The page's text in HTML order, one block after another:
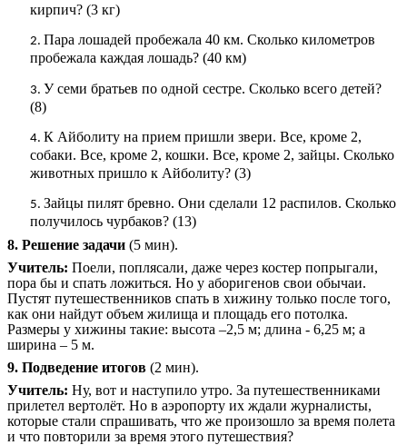
кирпич? (3 кг)
Пара лошадей пробежала 40 км. Сколько километров
пробежала каждая лошадь? (40 км)
У семи братьев по одной сестре. Сколько всего детей?
(8)
К Айболиту на прием пришли звери. Все, кроме 2,
собаки. Все, кроме 2, кошки. Все, кроме 2, зайцы. Сколько
животных пришло к Айболиту? (3)
Зайцы пилят бревно. Они сделали 12 распилов. Сколько
получилось чурбаков? (13)
8. Решение задачи (5 мин).
Учитель: Поели, поплясали, даже через костер попрыгали,
пора бы и спать ложиться. Но у аборигенов свои обычаи.
Пустят путешественников спать в хижину только после того,
как они найдут объем жилища и площадь его потолка.
Размеры у хижины такие: высота –2,5 м; длина - 6,25 м; а
ширина – 5 м.
9. Подведение итогов (2 мин).
Учитель: Ну, вот и наступило утро. За путешественниками
прилетел вертолёт. Но в аэропорту их ждали журналисты,
которые стали спрашивать, что же произошло за время полета
и что повторили за время этого путешествия?